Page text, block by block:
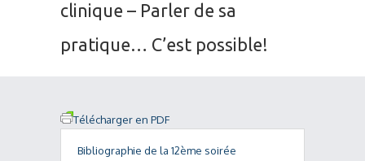
clinique – Parler de sa
pratique… C’est possible!
Télécharger en PDF
Bibliographie de la 12ème soirée